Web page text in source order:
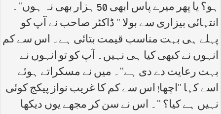
ہو؟ یا پھر میرے پاس ابھی 50 ہزار بھی نہ ہوں''۔
انتہائی بیزاری سے بولا '' ڈاکٹر صاحب نے آپ کو
پہلے ہی بہت مناسب قیمت بتائی ہے۔ اس سے کم
انہوں نے کبھی کیا ہی نہیں۔ آپ کو تو انہوں نے
بہت رعایت دے دی ہے''۔ میں نے مسکراتے ہوئے
اسے کہا ''اچھا! اس سے کم کا غریب نواز پیکج کوئی
نہیں ہے کیا؟ ''۔ اس نے سن کر مجھے یوں دیکھا